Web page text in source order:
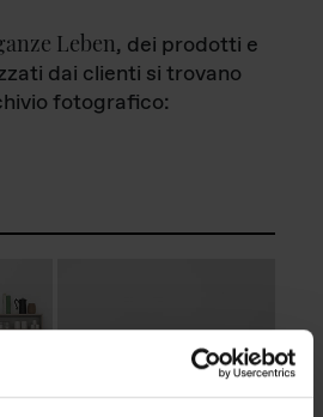
Leben, dei prodotti e
dai clienti si trovano
fotografico: